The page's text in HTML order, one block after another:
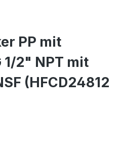
PP mit
1/2" NPT mit
(HFCD24812